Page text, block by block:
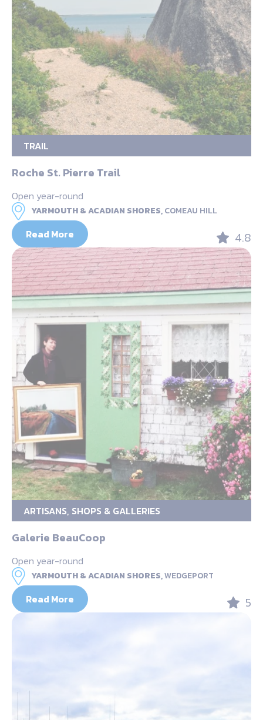
TRAIL
Roche St. Pierre Trail
Open year-round
YARMOUTH & ACADIAN SHORES,COMEAU HILL
Read More 4.8
ARTISANS, SHOPS & GALLERIES
Galerie BeauCoop
Open year-round
YARMOUTH & ACADIAN SHORES,WEDGEPORT
Read More 5